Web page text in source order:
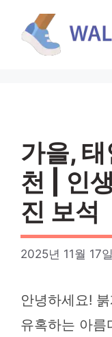
가을,
천 | 인
진 보석
2025년 11월 17일
안녕하세요!
유혹하는 아름